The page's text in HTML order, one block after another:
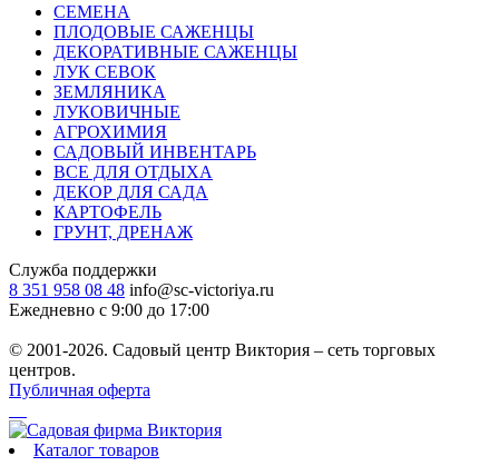
СЕМЕНА
ПЛОДОВЫЕ САЖЕНЦЫ
ДЕКОРАТИВНЫЕ САЖЕНЦЫ
ЛУК СЕВОК
ЗЕМЛЯНИКА
ЛУКОВИЧНЫЕ
АГРОХИМИЯ
САДОВЫЙ ИНВЕНТАРЬ
ВСЕ ДЛЯ ОТДЫХА
ДЕКОР ДЛЯ САДА
КАРТОФЕЛЬ
ГРУНТ, ДРЕНАЖ
Служба поддержки
8 351 958 08 48 info@sc-victoriya.ru
Ежедневно с 9:00 до 17:00
© 2001-2026. Садовый центр Виктория – сеть торговых
центров.
Публичная оферта
Каталог товаров